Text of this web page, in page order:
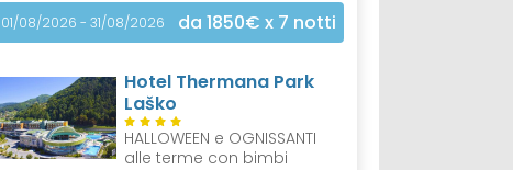
01/08/2026 - 31/08/2026 da 1850€ x 7 notti
Hotel Thermana Park
Laško
HALLOWEEN e OGNISSANTI
alle terme con bimbi